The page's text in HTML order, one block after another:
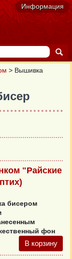
Информация
> Вышивка
"Райские
бисером
фон
В корзину